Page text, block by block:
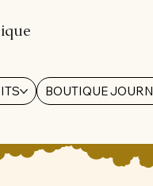
BOUTIQUE